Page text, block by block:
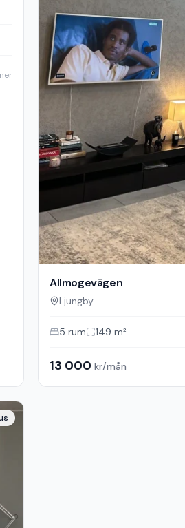
Allmogevägen
Ljungby
5 rum 149 m²
13 000 kr/mån